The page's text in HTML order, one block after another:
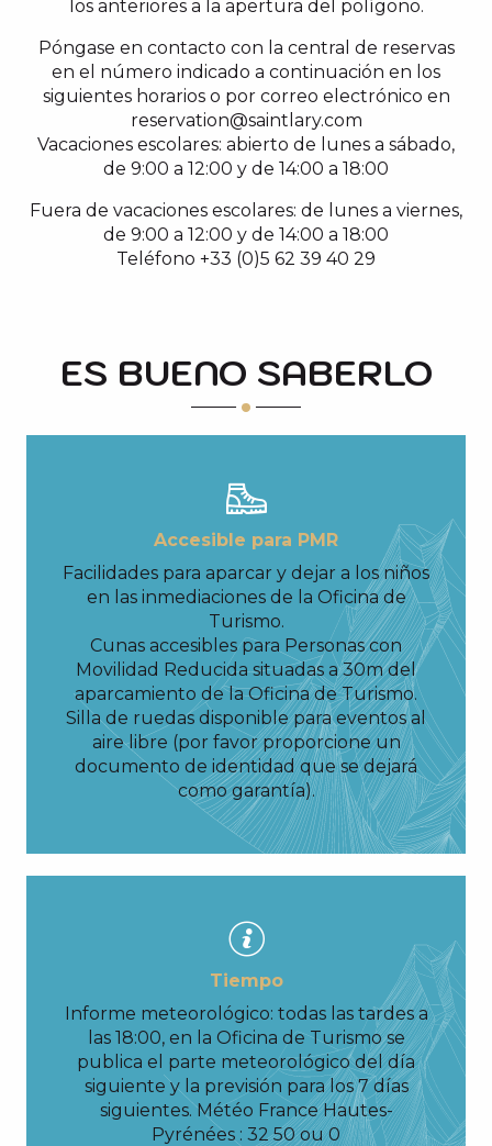
los anteriores a la apertura del polígono.
Póngase en contacto con la central de reservas
en el número indicado a continuación en los
siguientes horarios o por correo electrónico en
reservation@saintlary.com
Vacaciones escolares: abierto de lunes a sábado,
de 9:00 a 12:00 y de 14:00 a 18:00
Fuera de vacaciones escolares: de lunes a viernes,
de 9:00 a 12:00 y de 14:00 a 18:00
Teléfono +33 (0)5 62 39 40 29
ES BUENO SABERLO
Accesible para PMR
Facilidades para aparcar y dejar a los niños
en las inmediaciones de la Oficina de
Turismo.
Cunas accesibles para Personas con
Movilidad Reducida situadas a 30m del
aparcamiento de la Oficina de Turismo.
Silla de ruedas disponible para eventos al
aire libre (por favor proporcione un
documento de identidad que se dejará
como garantía).
Tiempo
Informe meteorológico: todas las tardes a
las 18:00, en la Oficina de Turismo se
publica el parte meteorológico del día
siguiente y la previsión para los 7 días
siguientes. Météo France Hautes-
Pyrénées : 32 50 ou 0